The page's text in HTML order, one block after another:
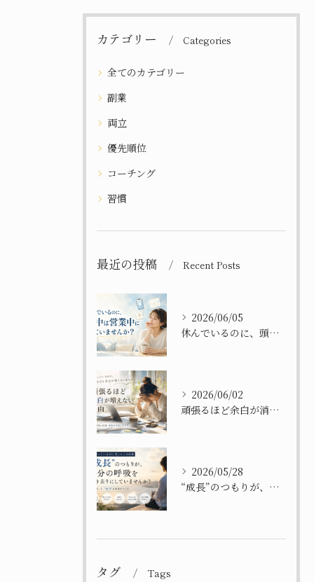
カテゴリー Categories
全てのカテゴリー
副業
両立
優先順位
コーチング
習慣
最近の投稿 Recent Posts
2026/06/05
休んでいるのに、頭の中は営業中になっていませんか？
2026/06/02
頑張るほど余白が消えてしまう理由
2026/05/28
“成長”のつもりが、自分を置き去りにしてませんか？
タグ Tags